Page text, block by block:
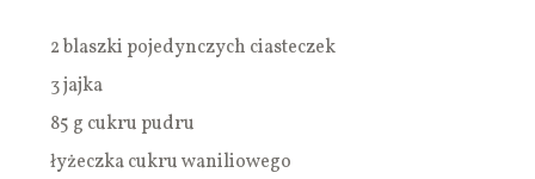
2 blaszki pojedynczych ciasteczek
3 jajka
85 g cukru pudru
łyżeczka cukru waniliowego